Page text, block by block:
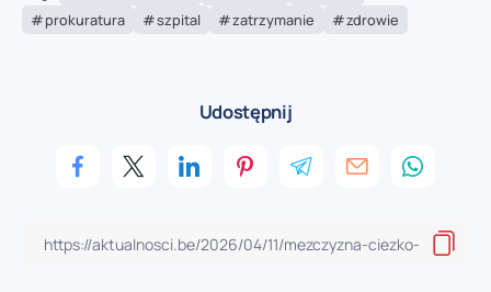
prokuratura
szpital zatrzymanie zdrowie
Udostępnij